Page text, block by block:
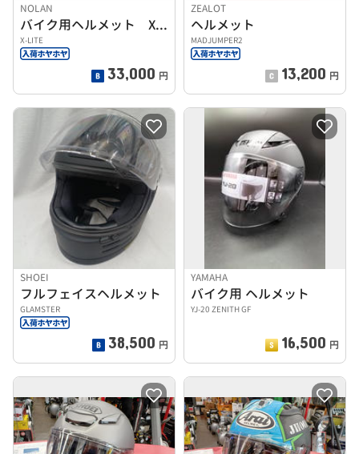
NOLAN
バイク用ヘルメット X-LITE
X-LITE
33,000 円
ZEALOT
ヘルメット
MADJUMPER2
13,200 円
SHOEI
フルフェイスヘルメット
GLAMSTER
38,500 円
YAMAHA
バイク用 ヘルメット
YJ-20 ZENITH GF
16,500 円